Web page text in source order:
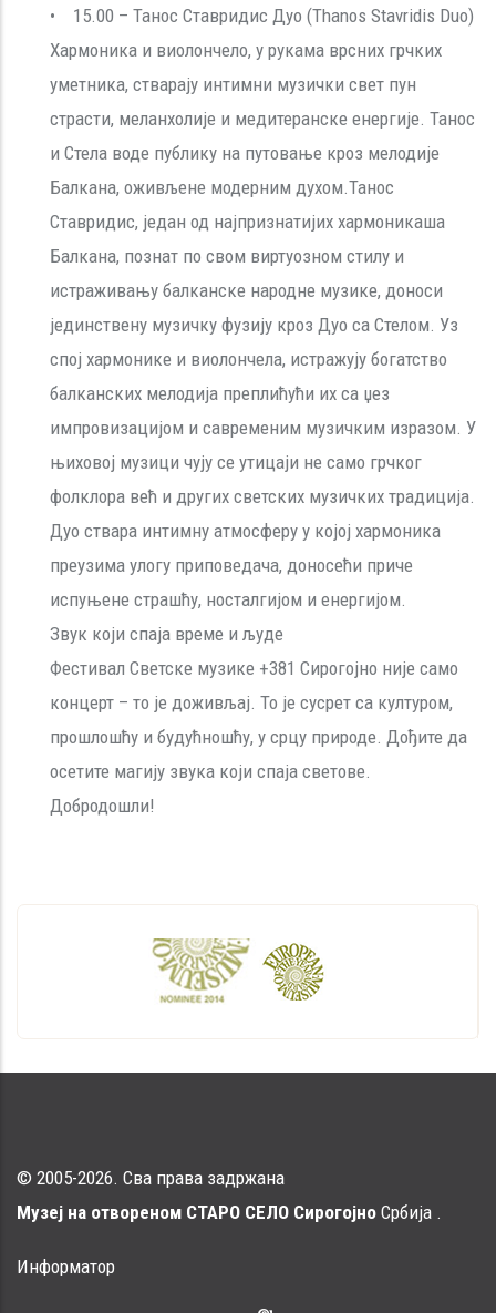
• 15.00 – Танос Ставридис Дуо (Thanos Stavridis Duo)
Хармоника и виолончело, у рукама врсних грчких
уметника, стварају интимни музички свет пун
страсти, меланхолије и медитеранске енергије. Танос
и Стела воде публику на путовање кроз мелодије
Балкана, оживљене модерним духом.Танос
Ставридис, један од најпризнатијих хармоникаша
Балкана, познат по свом виртуозном стилу и
истраживању балканске народне музике, доноси
јединствену музичку фузију кроз Дуо са Стелом. Уз
спој хармонике и виолончела, истражују богатство
балканских мелодија преплићући их са џез
импровизацијом и савременим музичким изразом. У
њиховој музици чују се утицаји не само грчког
фолклора већ и других светских музичких традиција.
Дуо ствара интимну атмосферу у којој хармоника
преузима улогу приповедача, доносећи приче
испуњене страшћу, носталгијом и енергијом.
Звук који спаја време и људе
Фестивал Светске музике +381 Сирогојно није само
концерт – то је доживљај. То је сусрет са културом,
прошлошћу и будућношћу, у срцу природе. Дођите да
осетите магију звука који спаја светове.
Добродошли!
© 2005-2026. Сва права задржана
Музеј на отвореном СТАРО СЕЛО Сирогојно Србија .
Информатор